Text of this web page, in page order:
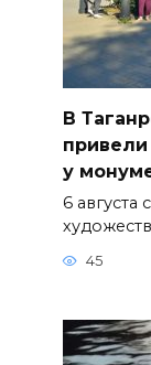
В
у
6 августа
45